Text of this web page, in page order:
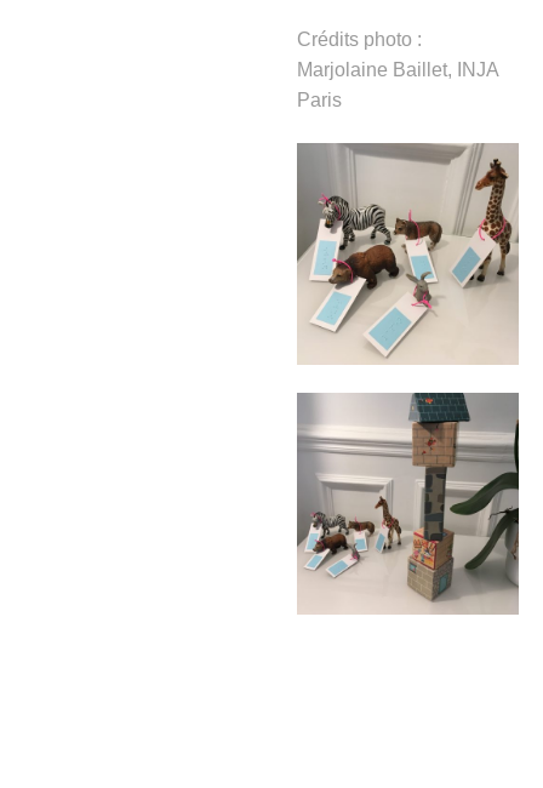
Crédits photo :
Marjolaine Baillet, INJA
Paris